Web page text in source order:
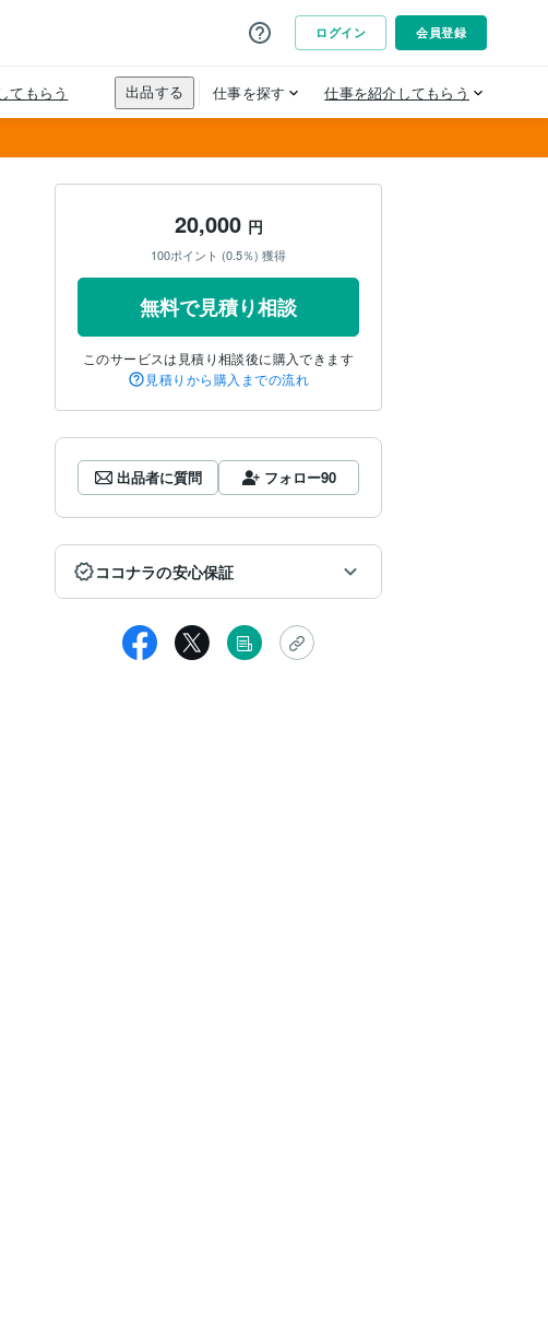
20,000 円
100ポイント (0.5％) 獲得
無料で見積り相談
このサービスは見積り相談後に購入できます
見積りから購入までの流れ
出品者に質問 フォロー90
ココナラの安心保証